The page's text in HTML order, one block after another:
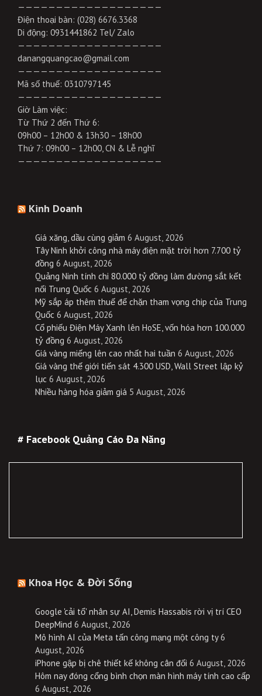
———————————————————
Điện thoại bàn: (028) 6676.3368
Di động: 0931441862 Tel/ Zalo
———————————————————
danangquangcao@gmail.com
———————————————————
Mã số thuế: 0310797145
———————————————————
Giờ Làm việc:
Từ Thứ 2 đến Thứ 6:
09h00 – 12h00 & 13h30 – 18h00
Thứ 7: 09h00 – 12h00, CN & Lễ nghĩ
———————————————————
Kinh Doanh
Giá xăng, dầu cùng giảm 6 August, 2026
Tây Ninh khởi công nhà máy điện mặt trời hơn 7.700 tỷ
đồng 6 August, 2026
Quảng Ninh tính chi 80.000 tỷ đồng làm đường sắt kết
nối Trung Quốc 6 August, 2026
Mỹ sắp áp thêm thuế để chặn tham vọng chip của Trung
Quốc 6 August, 2026
Cổ phiếu Điện Máy Xanh lên HoSE, vốn hóa hơn 100.000
tỷ đồng 6 August, 2026
Giá vàng miếng lên cao nhất hai tuần 6 August, 2026
Giá vàng thế giới tiến sát 4.300 USD, Wall Street lập kỷ
lục 6 August, 2026
Nhiều hàng hóa giảm giá 5 August, 2026
# Facebook Quảng Cáo Đa Năng
Khoa Học & Đời Sống
Google 'cải tổ' nhân sự AI, Demis Hassabis rời vị trí CEO
DeepMind 6 August, 2026
Mô hình AI của Meta tấn công mạng một công ty 6
August, 2026
iPhone gập bị chê thiết kế không cân đối 6 August, 2026
Hôm nay đóng cổng bình chọn màn hình máy tính cao cấp
6 August, 2026